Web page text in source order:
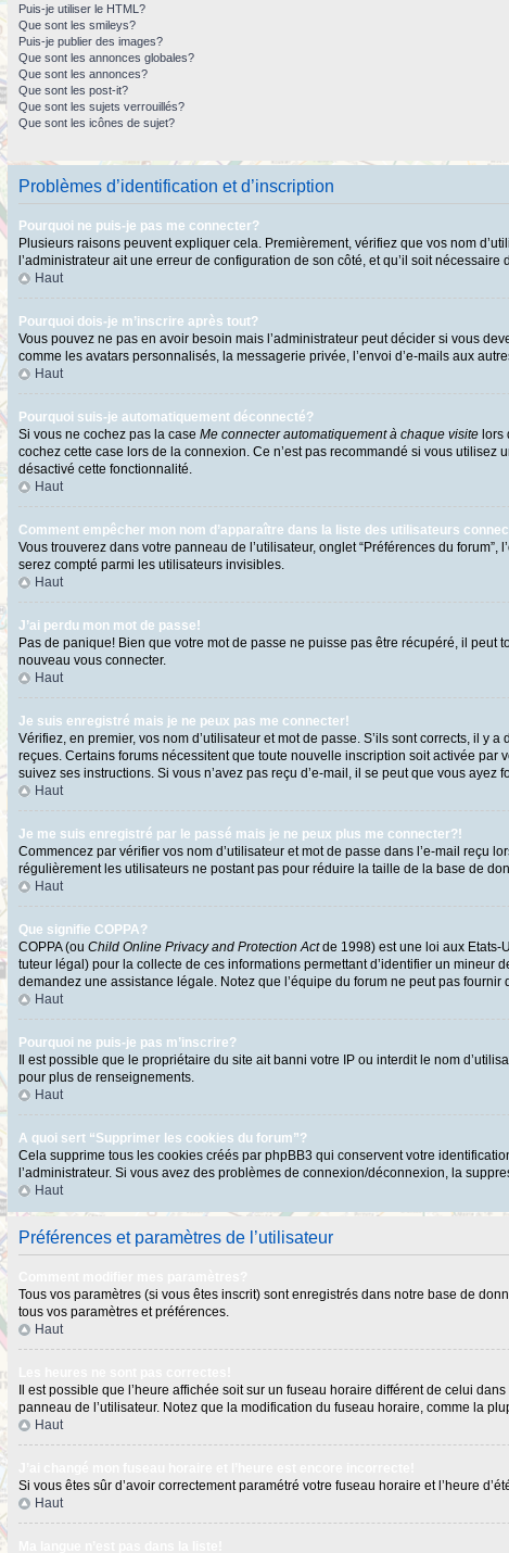
Puis-je utiliser le HTML?
Que sont les smileys?
Puis-je publier des images?
Que sont les annonces globales?
Que sont les annonces?
Que sont les post-it?
Que sont les sujets verrouillés?
Que sont les icônes de sujet?
Problèmes d’identification et d’inscription
Pourquoi ne puis-je pas me connecter?
Plusieurs raisons peuvent expliquer cela. Premièrement, vérifiez que vos nom
l’administrateur ait une erreur de configuration de son côté, et qu’il soit nécessaire
Haut
Pourquoi dois-je m’inscrire après tout?
Vous pouvez ne pas en avoir besoin mais l’administrateur peut décider si vous
comme les avatars personnalisés, la messagerie privée, l’envoi d’e-mails aux
Haut
Pourquoi suis-je automatiquement déconnecté?
Si vous ne cochez pas la case Me connecter automatiquement à chaque visite lors
cochez cette case lors de la connexion. Ce n’est pas recommandé si vous
désactivé cette fonctionnalité.
Haut
Comment empêcher mon nom d’apparaître dans la liste des utilisateurs
Vous trouverez dans votre panneau de l’utilisateur, onglet “Préférences du forum”,
serez compté parmi les utilisateurs invisibles.
Haut
J’ai perdu mon mot de passe!
Pas de panique! Bien que votre mot de passe ne puisse pas être récupéré, il
nouveau vous connecter.
Haut
Je suis enregistré mais je ne peux pas me connecter!
Vérifiez, en premier, vos nom d’utilisateur et mot de passe. S’ils sont corrects, il
reçues. Certains forums nécessitent que toute nouvelle inscription soit activée par
suivez ses instructions. Si vous n’avez pas reçu d’e-mail, il se peut que vous
Haut
Je me suis enregistré par le passé mais je ne peux plus me connecter?!
Commencez par vérifier vos nom d’utilisateur et mot de passe dans l’e-mail reçu
régulièrement les utilisateurs ne postant pas pour réduire la taille de la base de
Haut
Que signifie COPPA?
COPPA (ou Child Online Privacy and Protection Actde 1998) est une loi aux Etats-
tuteur légal) pour la collecte de ces informations permettant d’identifier un mineur
demandez une assistance légale. Notez que l’équipe du forum ne peut pas
Haut
Pourquoi ne puis-je pas m’inscrire?
Il est possible que le propriétaire du site ait banni votre IP ou interdit le nom
pour plus de renseignements.
Haut
A quoi sert “Supprimer les cookies du forum”?
Cela supprime tous les cookies créés par phpBB3 qui conservent votre
l’administrateur. Si vous avez des problèmes de connexion/déconnexion, la
Haut
Préférences et paramètres de l’utilisateur
Tous vos paramètres (si vous êtes inscrit) sont enregistrés dans notre base de
tous vos paramètres et préférences.
Haut
Il est possible que l’heure affichée soit sur un fuseau horaire différent de celui
panneau de l’utilisateur. Notez que la modification du fuseau horaire, comme la
Haut
Si vous êtes sûr d’avoir correctement paramétré votre fuseau horaire et l’heure
Haut